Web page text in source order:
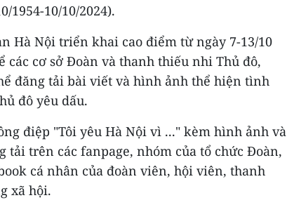
1954-10/10/2024).
Hà Nội triển khai cao điểm từ ngày 7-13/10
các cơ sở Đoàn và thanh thiếu nhi Thủ đô,
đăng tải bài viết và hình ảnh thể hiện tình
đô yêu dấu.
điệp "Tôi yêu Hà Nội vì ..." kèm hình ảnh và
tải trên các fanpage, nhóm của tổ chức Đoàn,
cá nhân của đoàn viên, hội viên, thanh
xã hội.